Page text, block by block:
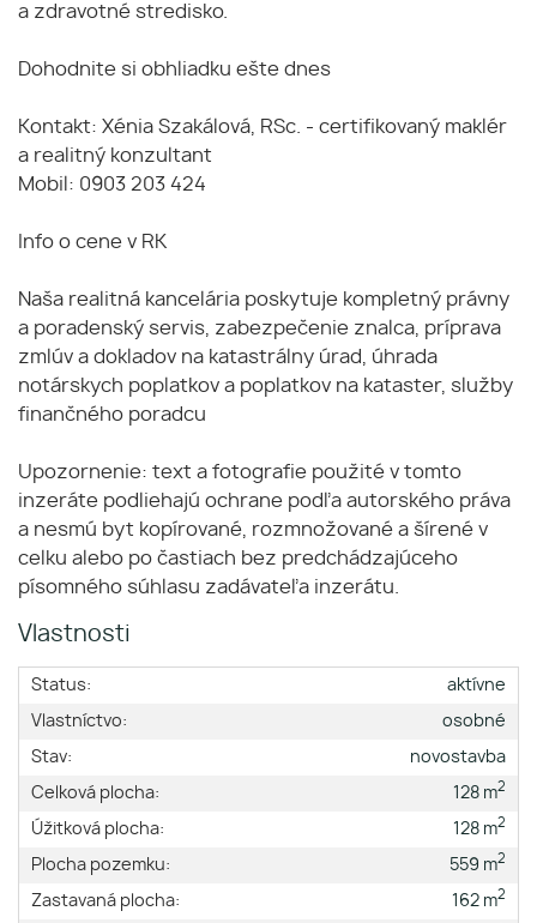
a zdravotné stredisko.
Dohodnite si obhliadku ešte dnes
Kontakt: Xénia Szakálová, RSc. - certifikovaný maklér
a realitný konzultant
Mobil: 0903 203 424
Info o cene v RK
Naša realitná kancelária poskytuje kompletný právny
a poradenský servis, zabezpečenie znalca, príprava
zmlúv a dokladov na katastrálny úrad, úhrada
notárskych poplatkov a poplatkov na kataster, služby
finančného poradcu
Upozornenie: text a fotografie použité v tomto
inzeráte podliehajú ochrane podľa autorského práva
a nesmú byt kopírované, rozmnožované a šírené v
celku alebo po častiach bez predchádzajúceho
písomného súhlasu zadávateľa inzerátu.
Vlastnosti
Status:
aktívne
Vlastníctvo:
osobné
Stav:
novostavba
Celková plocha:
128 m2
Úžitková plocha: 128 m2
Plocha pozemku: 559 m2
Zastavaná plocha: 162 m2